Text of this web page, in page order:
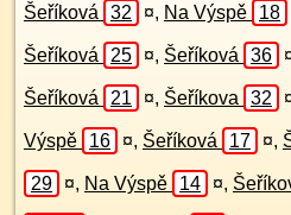
Šeříková 32 ¤, Na Výspě 18
Šeříková 25 ¤, Šeříková 36
Šeříková 21 ¤, Šeříkova 32
Výspě 16 ¤, Šeříková 17 ¤,
29 ¤, Na Výspě 14 ¤,